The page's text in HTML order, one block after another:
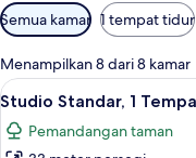
Filter
tersedia
untuk
kamar
Semua kamar 1 tempat tidur
Menampilkan 8 dari 8 kamar
Lihat
semua
foto
7
Studio Standar, 1
Pemandangan taman